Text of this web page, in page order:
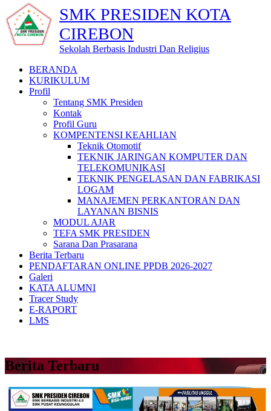
SMK PRESIDEN KOTA
CIREBON
Sekolah Berbasis Industri Dan Religius
BERANDA
KURIKULUM
Profil
Tentang SMK Presiden
Kontak
Profil Guru
KOMPENTENSI KEAHLIAN
Teknik Otomotif
TEKNIK JARINGAN KOMPUTER DAN
TELEKOMUNIKASI
TEKNIK PENGELASAN DAN FABRIKASI
LOGAM
MANAJEMEN PERKANTORAN DAN
LAYANAN BISNIS
MODUL AJAR
TEFA SMK PRESIDEN
Sarana Dan Prasarana
Berita Terbaru
PENDAFTARAN ONLINE PPDB 2026-2027
Galeri
KATA ALUMNI
Tracer Study
E-RAPORT
LMS
Berita Terbaru